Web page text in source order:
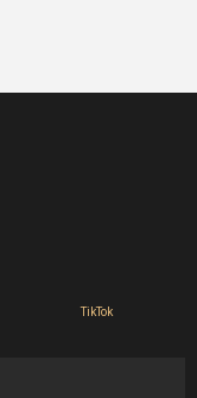
TikTok